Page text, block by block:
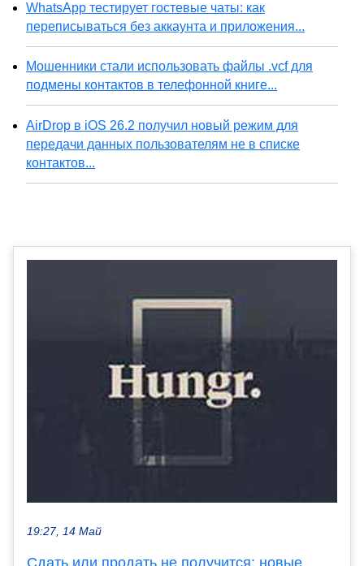
WhatsApp тестирует гостевые чаты: как
переписываться без аккаунта и приложения...
Мошенники стали использовать файлы .vcf для
подмены контактов в телефонной книге...
AirDrop в iOS 26.2 получил новый режим для
передачи данных пользователям не в списке
контактов...
19:27, 14 Май